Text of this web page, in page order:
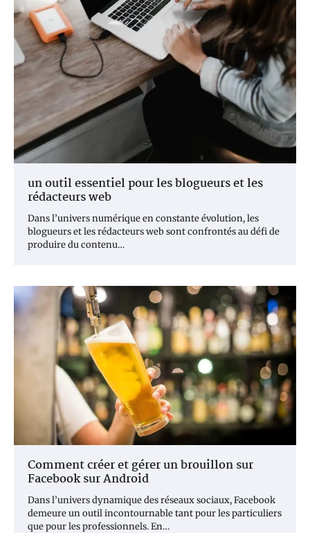
un outil essentiel pour les blogueurs et les
rédacteurs web
Dans l’univers numérique en constante évolution, les
blogueurs et les rédacteurs web sont confrontés au défi de
produire du contenu…
Comment créer et gérer un brouillon sur
Facebook sur Android
Dans l’univers dynamique des réseaux sociaux, Facebook
demeure un outil incontournable tant pour les particuliers
que pour les professionnels. En…